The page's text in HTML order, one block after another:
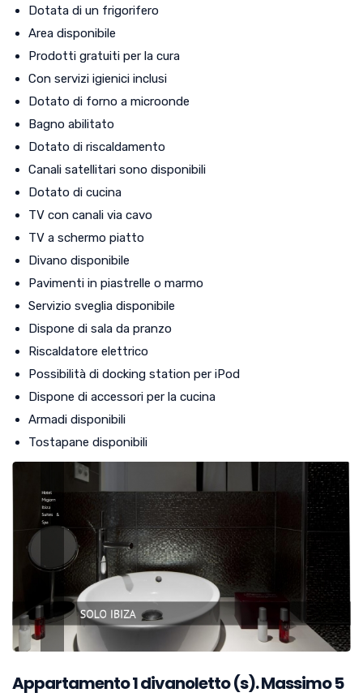
Dotata di un frigorifero
Area disponibile
Prodotti gratuiti per la cura
Con servizi igienici inclusi
Dotato di forno a microonde
Bagno abilitato
Dotato di riscaldamento
Canali satellitari sono disponibili
Dotato di cucina
TV con canali via cavo
TV a schermo piatto
Divano disponibile
Pavimenti in piastrelle o marmo
Servizio sveglia disponibile
Dispone di sala da pranzo
Riscaldatore elettrico
Possibilità di docking station per iPod
Dispone di accessori per la cucina
Armadi disponibili
Tostapane disponibili
Appartamento1divanoletto (s). Massimo 5